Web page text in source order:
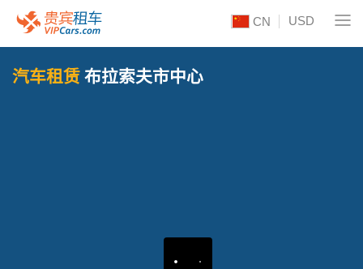
CN USD
汽车租赁 布拉索夫市中心